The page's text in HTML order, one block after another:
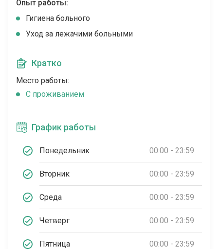
Опыт работы:
Гигиена больного
Уход за лежачими больными
Кратко
Место работы:
C проживанием
График работы
Понедельник 00:00 - 23:59
Вторник 00:00 - 23:59
Среда 00:00 - 23:59
Четверг 00:00 - 23:59
Пятница 00:00 - 23:59